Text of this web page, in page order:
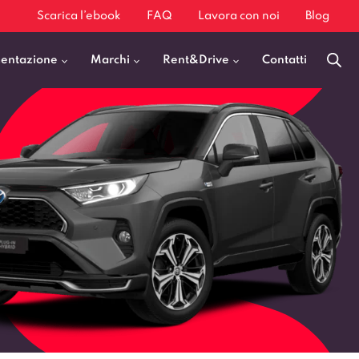
Scarica l’ebook FAQ Lavora con noi Blog
Benzina
Diesel
Elettrica
Ibrida
GPL
Marchi
Fiat 500
BMW X1
Audi Q3
Audi A3
Kia Sportage
Jeep Avenger
VEDI TUTTI
Rent&Drive Contatti